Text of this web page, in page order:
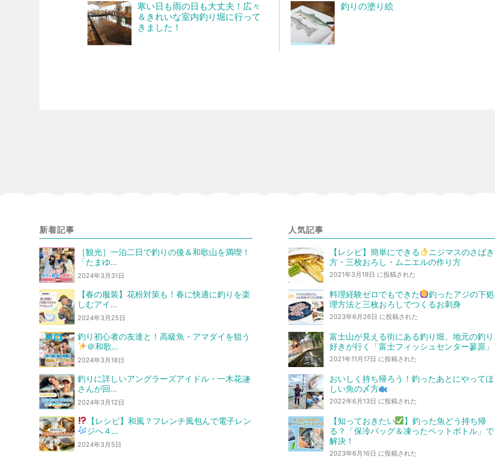
寒い日も雨の日も大丈夫！広々
＆きれいな室内釣り堀に行って
きました！
釣りの塗り絵
新着記事
［観光］一泊二日で釣りの後＆和歌山を満喫！
「たまゆ…
2024年3月31日
【春の服装】花粉対策も！春に快適に釣りを楽
しむアイ…
2024年3月25日
釣り初心者の友達と！高級魚・アマダイを狙う
＠和歌…
2024年3月18日
釣りに詳しいアングラーズアイドル・一木花漣
さんが回…
2024年3月12日
【レシピ】和風？フレンチ風包んで電子レン
ジへ４…
2024年3月5日
人気記事
【レシピ】簡単にできる
ニジマスのさばき
方・三枚おろし・ムニエルの作り方
2021年3月19日 に投稿された
料理経験ゼロでもできた
釣ったアジの下処
理方法と三枚おろしでつくるお刺身
2023年6月26日 に投稿された
富士山が見える街にある釣り堀。地元の釣り
好きが行く「富士フィッシュセンター蓼原」
2021年11月17日 に投稿された
おいしく持ち帰ろう！釣ったあとにやってほ
しい魚の〆方
2022年6月13日 に投稿された
【知っておきたい
】釣った魚どう持ち帰
る？「保冷バッグ＆凍ったペットボトル」で
解決！
2023年6月16日 に投稿された